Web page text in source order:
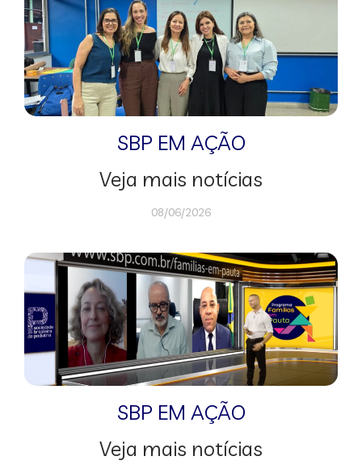
SBP EM AÇÃO
Veja mais notícias
08/06/2026
SBP EM AÇÃO
Veja mais notícias